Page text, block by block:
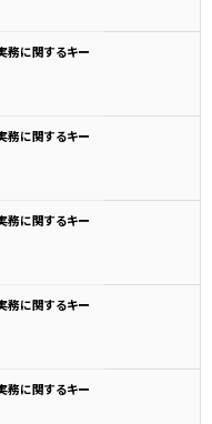
に関するキー
に関するキー
に関するキー
に関するキー
に関するキー